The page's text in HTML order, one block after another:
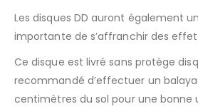
Les disques DD auront également
importante de s’affranchir des
Ce disque est livré sans protège
recommandé d’effectuer un
centimètres du sol pour une bonne